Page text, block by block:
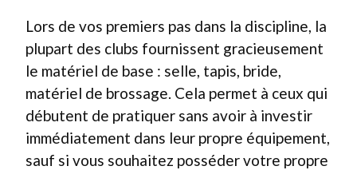
Lors de vos premiers pas dans la discipline, la
plupart des clubs fournissent gracieusement
le matériel de base : selle, tapis, bride,
matériel de brossage. Cela permet à ceux qui
débutent de pratiquer sans avoir à investir
immédiatement dans leur propre équipement,
sauf si vous souhaitez posséder votre propre